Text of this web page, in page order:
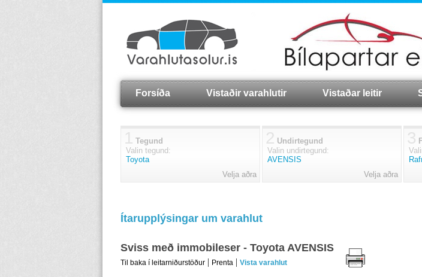
Forsíða Vistaðir varahlutir Vistaðar leitir
1 Tegund
Valin tegund:
Toyota
Velja aðra
2 Undirtegund
Valin undirtegund:
AVENSIS
Velja aðra
3
Ítarupplýsingar um varahlut
Sviss með immobileser - Toyota AVENSIS
Til baka í leitarniðurstöður Prenta Vista varahlut